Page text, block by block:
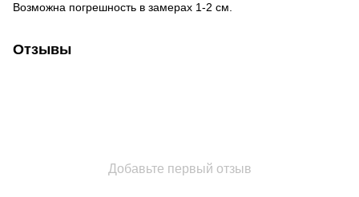
Возможна погрешность в замерах 1-2 см.
Отзывы
Добавьте первый отзыв